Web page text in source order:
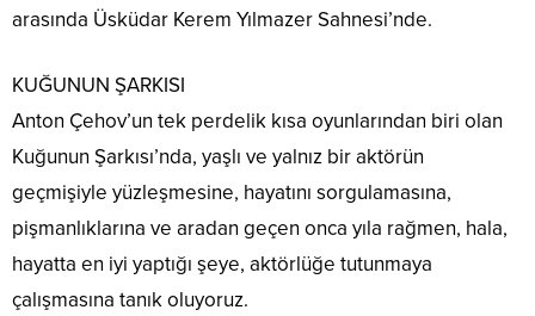
arasında Üsküdar Kerem Yılmazer Sahnesi’nde.
KUĞUNUN ŞARKISI
Anton Çehov’un tek perdelik kısa oyunlarından biri olan
Kuğunun Şarkısı’nda, yaşlı ve yalnız bir aktörün
geçmişiyle yüzleşmesine, hayatını sorgulamasına,
pişmanlıklarına ve aradan geçen onca yıla rağmen, hala,
hayatta en iyi yaptığı şeye, aktörlüğe tutunmaya
çalışmasına tanık oluyoruz.